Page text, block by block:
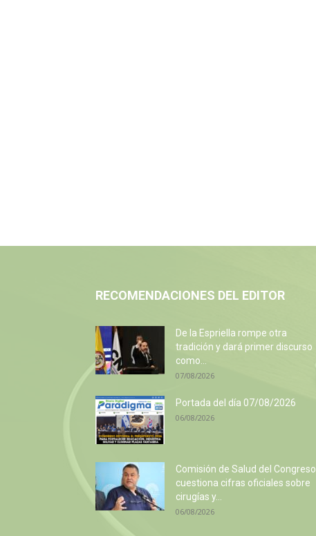
RECOMENDACIONES DEL EDITOR
De la Espriella rompe otra
tradición y dará primer discurso
como...
07/08/2026
Portada del día 07/08/2026
06/08/2026
Comisión de Salud del Congreso
cuestiona cifras oficiales sobre
cirugías y...
06/08/2026